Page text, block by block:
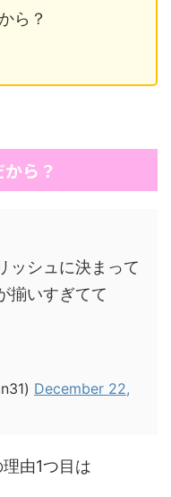
ら？
ら？
ッシュに決まって
揃いすぎてて
December 22,
由1つ目は